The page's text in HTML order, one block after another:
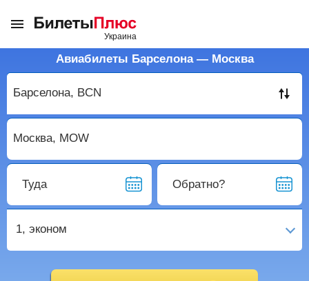
Авиабилеты Барселона — Москва
Туда Обратно?
1, эконом